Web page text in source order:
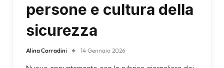
persone e cultura della
sicurezza
Alina Corradini 14 Gennaio 2026